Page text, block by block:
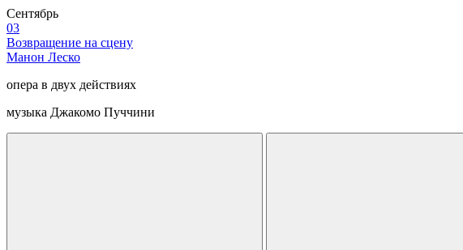
Сентябрь
03
Возвращение на сцену
Манон Леско
опера в двух действиях
музыка Джакомо Пуччини